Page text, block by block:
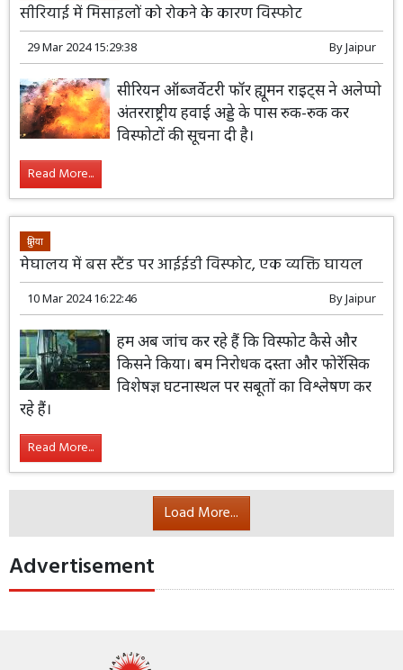
सीरियाई में मिसाइलों को रोकने के कारण विस्फोट
29 Mar 2024 15:29:38 ByJaipur
सीरियन ऑब्जर्वेटरी फॉर ह्यूमन राइट्स ने अलेप्पो
अंतरराष्ट्रीय हवाई अड्डे के पास रुक-रुक कर
विस्फोटों की सूचना दी है।
Read More...
दुनिया
मेघालय में बस स्टैंड पर आईईडी विस्फोट, एक व्यक्ति घायल
10 Mar 2024 16:22:46 ByJaipur
हम अब जांच कर रहे हैं कि विस्फोट कैसे और
किसने किया। बम निरोधक दस्ता और फोरेंसिक
विशेषज्ञ घटनास्थल पर सबूतों का विश्लेषण कर
रहे हैं।
Read More...
Load More...
Advertisement